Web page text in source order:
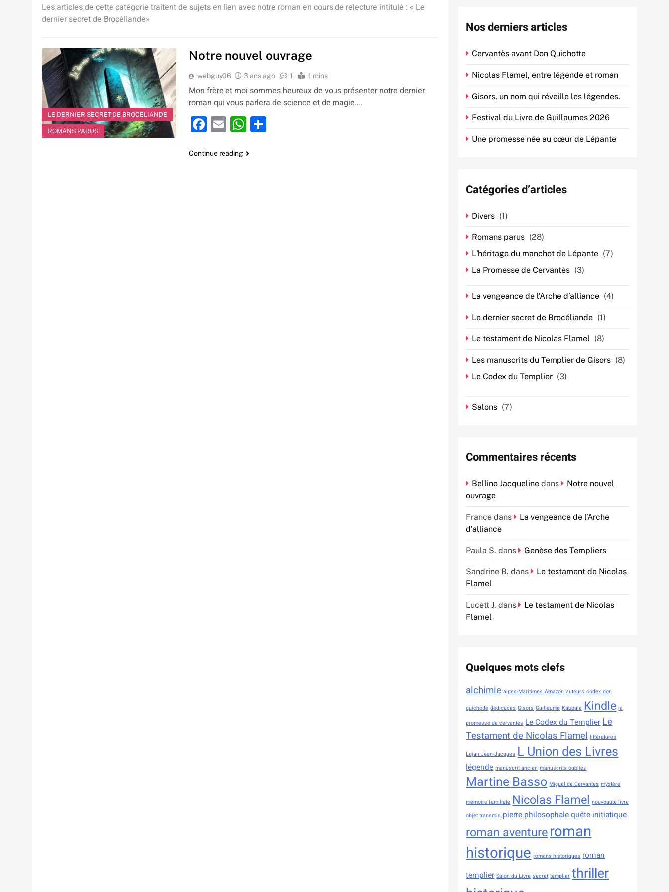
Les articles de cette catégorie traitent de sujets en lien avec notre roman en cours de relecture intitulé : « Le
dernier secret de Brocéliande»
LE DERNIER SECRET DE BROCÉLIANDE
ROMANS PARUS
Notre nouvel ouvrage
webguy06 3 ans ago 1 1 mins
Mon frère et moi sommes heureux de vous présenter notre dernier
roman qui vous parlera de science et de magie….
Facebook
EmailWhatsApp
Continue reading
Nos derniers articles
Cervantès avant Don Quichotte
Nicolas Flamel, entre légende et roman
Gisors, un nom qui réveille les légendes.
Festival du Livre de Guillaumes 2026
Une promesse née au cœur de Lépante
Catégories d’articles
Divers (1)
Romans parus (28)
L'héritage du manchot de Lépante (7)
La Promesse de Cervantès (3)
La vengeance de l’Arche d’alliance (4)
Le dernier secret de Brocéliande (1)
Le testament de Nicolas Flamel (8)
Les manuscrits du Templier de Gisors (8)
Le Codex du Templier (3)
Salons (7)
Commentaires récents
Bellino Jacqueline dans
Notre nouvel
ouvrage
France dans
La vengeance de l’Arche
d’alliance
Paula S. dans Genèse des Templiers
Sandrine B. dans
Le testament de Nicolas
Flamel
Lucett J. dans
Le testament de Nicolas
Flamel
Quelques mots clefs
alchimie alpes-Maritimes Amazon auteurs codex don
quichotte dédicaces Gisors Guillaume Kabbale Kindle la
promesse de cervantès Le Codex du TemplierLe
Testament de Nicolas Flamel littératures
Lujan Jean-Jacques L Union des Livres
légende manuscrit ancien manuscrits oubliés
Martine Basso Miguel de Cervantes mystère
mémoire familiale Nicolas Flamel nouveauté livre
objet transmis pierre philosophalequête initiatique
roman aventureroman
historique romans historiques roman
templier Salon du Livre secret templier thriller